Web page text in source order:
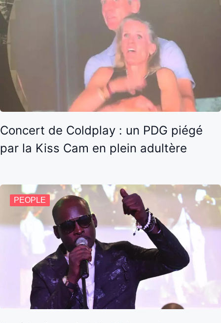
Concert de Coldplay : un PDG piégé
par la Kiss Cam en plein adultère
PEOPLE